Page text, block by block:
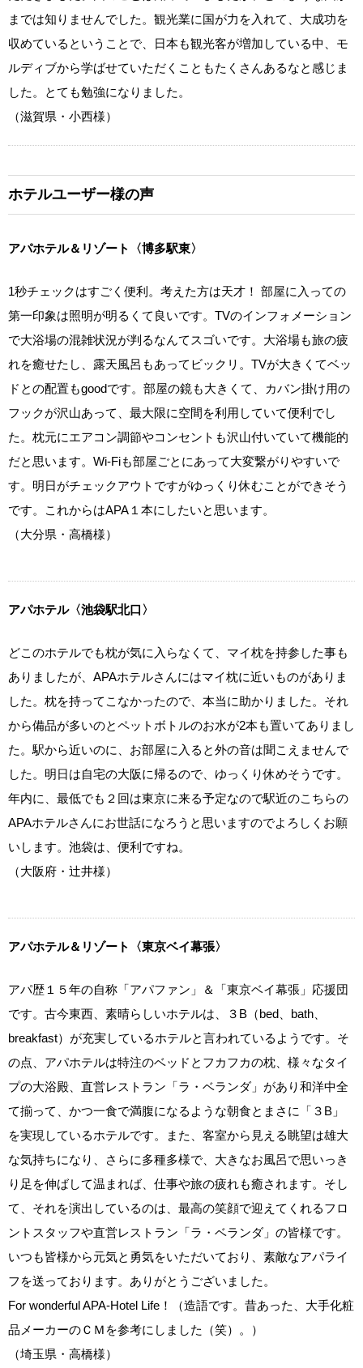
までは知りませんでした。観光業に国が力を入れて、大成功を
収めているということで、日本も観光客が増加している中、モ
ルディブから学ばせていただくこともたくさんあるなと感じま
した。とても勉強になりました。
（滋賀県・小西様）
ホテルユーザー様の声
アパホテル＆リゾート〈博多駅東〉
1秒チェックはすごく便利。考えた方は天才！ 部屋に入っての
第一印象は照明が明るくて良いです。TVのインフォメーション
で大浴場の混雑状況が判るなんてスゴいです。大浴場も旅の疲
れを癒せたし、露天風呂もあってビックリ。TVが大きくてベッ
ドとの配置もgoodです。部屋の鏡も大きくて、カバン掛け用の
フックが沢山あって、最大限に空間を利用していて便利でし
た。枕元にエアコン調節やコンセントも沢山付いていて機能的
だと思います。Wi‐Fiも部屋ごとにあって大変繋がりやすいで
す。明日がチェックアウトですがゆっくり休むことができそう
です。これからはAPA１本にしたいと思います。
（大分県・高橋様）
アパホテル〈池袋駅北口〉
どこのホテルでも枕が気に入らなくて、マイ枕を持参した事も
ありましたが、APAホテルさんにはマイ枕に近いものがありま
した。枕を持ってこなかったので、本当に助かりました。それ
から備品が多いのとペットボトルのお水が2本も置いてありまし
た。駅から近いのに、お部屋に入ると外の音は聞こえませんで
した。明日は自宅の大阪に帰るので、ゆっくり休めそうです。
年内に、最低でも２回は東京に来る予定なので駅近のこちらの
APAホテルさんにお世話になろうと思いますのでよろしくお願
いします。池袋は、便利ですね。
（大阪府・辻井様）
アパホテル＆リゾート〈東京ベイ幕張〉
アパ歴１５年の自称「アパファン」＆「東京ベイ幕張」応援団
です。古今東西、素晴らしいホテルは、３B（bed、bath、
breakfast）が充実しているホテルと言われているようです。そ
の点、アパホテルは特注のベッドとフカフカの枕、様々なタイ
プの大浴殿、直営レストラン「ラ・ベランダ」があり和洋中全
て揃って、かつ一食で満腹になるような朝食とまさに「３B」
を実現しているホテルです。また、客室から見える眺望は雄大
な気持ちになり、さらに多種多様で、大きなお風呂で思いっき
り足を伸ばして温まれば、仕事や旅の疲れも癒されます。そし
て、それを演出しているのは、最高の笑顔で迎えてくれるフロ
ントスタッフや直営レストラン「ラ・ベランダ」の皆様です。
いつも皆様から元気と勇気をいただいており、素敵なアパライ
フを送っております。ありがとうございました。
For wonderful APA-Hotel Life！（造語です。昔あった、大手化粧
品メーカーのＣＭを参考にしました（笑）。）
（埼玉県・高橋様）